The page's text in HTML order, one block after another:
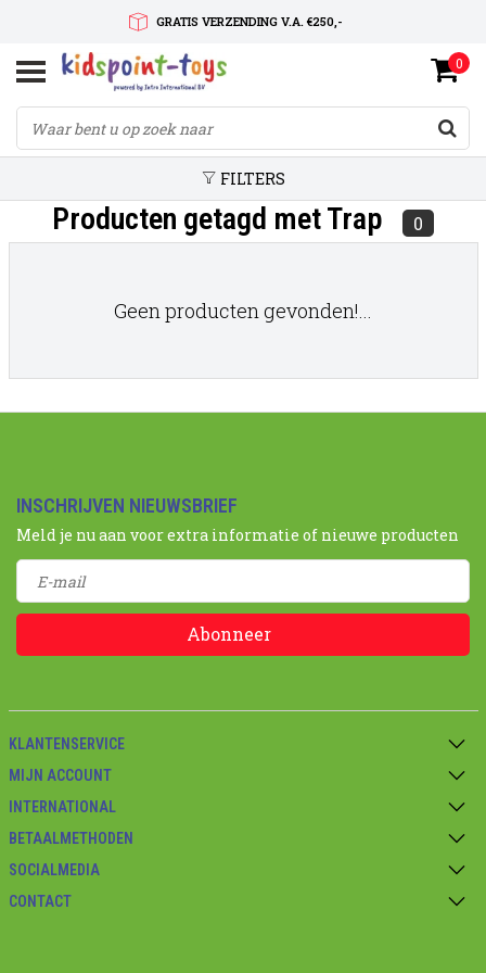
GRATIS VERZENDING V.A. €250,-
SNELLE LEVERTIJD
SERVICE OP MAAT
0
FILTERS
Producten getagd met Trap 0
Geen producten gevonden!...
INSCHRIJVEN NIEUWSBRIEF
Meld je nu aan voor extra informatie of nieuwe producten
Abonneer
KLANTENSERVICE
MIJN ACCOUNT
INTERNATIONAL
BETAALMETHODEN
SOCIALMEDIA
CONTACT